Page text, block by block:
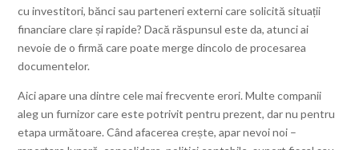
cu investitori, bănci sau parteneri externi care solicită situații
financiare clare și rapide? Dacă răspunsul este da, atunci ai
nevoie de o firmă care poate merge dincolo de procesarea
documentelor.
Aici apare una dintre cele mai frecvente erori. Multe companii
aleg un furnizor care este potrivit pentru prezent, dar nu pentru
etapa următoare. Când afacerea crește, apar nevoi noi –